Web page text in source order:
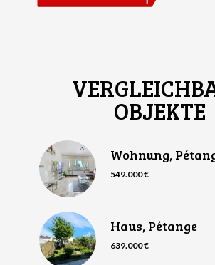
OBJEKTE
Wohnung,
549.000 €
Haus, Pétange
639.000 €